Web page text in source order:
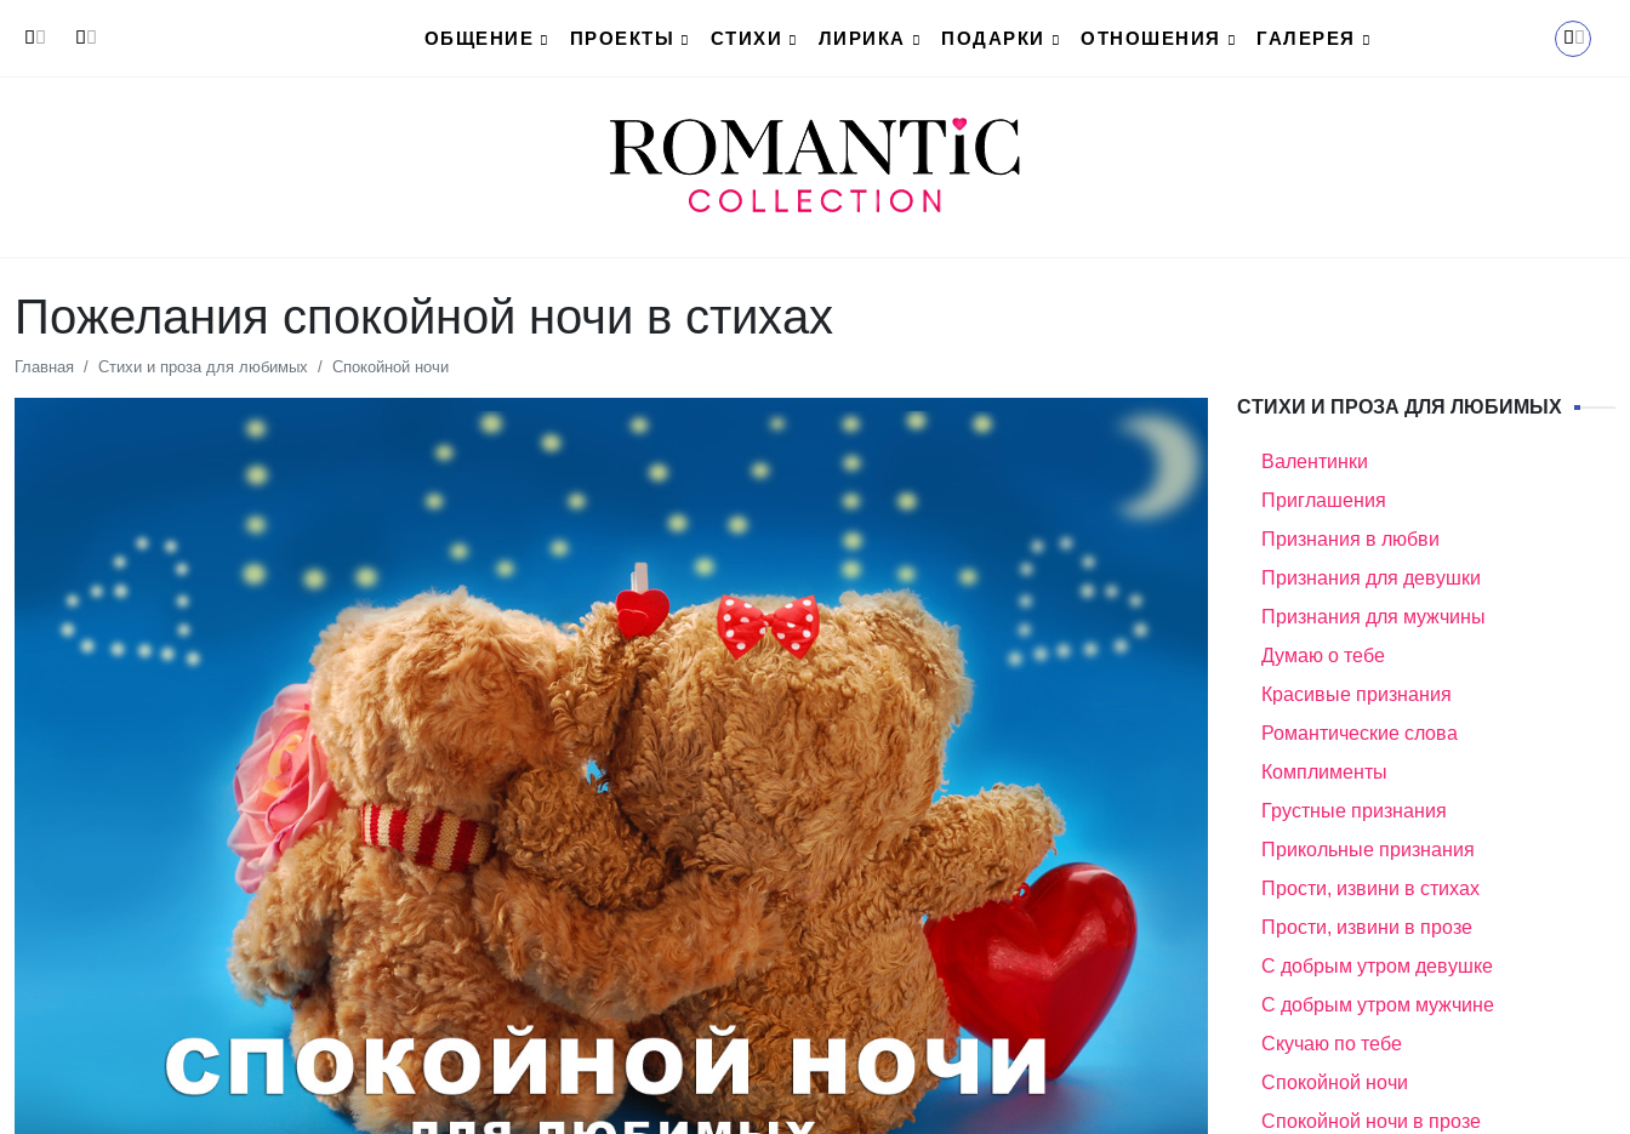
ОБЩЕНИЕ
ПРОЕКТЫ СТИХИ ЛИРИКА ПОДАРКИ ОТНОШЕНИЯ ГАЛЕРЕЯ
Пожелания спокойной ночи в стихах
Главная Стихи и проза для любимых Спокойной ночи
СТИХИ И ПРОЗА ДЛЯ ЛЮБИМЫХ
Валентинки
Приглашения
Признания в любви
Признания для девушки
Признания для мужчины
Думаю о тебе
Красивые признания
Романтические слова
Комплименты
Грустные признания
Прикольные признания
Прости, извини в стихах
Прости, извини в прозе
С добрым утром девушке
С добрым утром мужчине
Скучаю по тебе
Спокойной ночи
Спокойной ночи в прозе